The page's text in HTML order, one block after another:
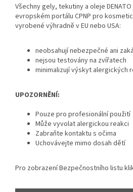
Všechny gely, tekutiny a oleje
evropském portálu CPNP pro
vyrobené výhradně v EU nebo USA:
neobsahují nebezpečné ani
nejsou testovány na zvířatech
minimalizují výskyt alergických
UPOZORNĚNÍ:
Pouze pro profesionální použití
Může vyvolat alergickou reakci
Zabraňte kontaktu s očima
Uchovávejte mimo dosah dětí
Pro zobrazení Bezpečnostního listu